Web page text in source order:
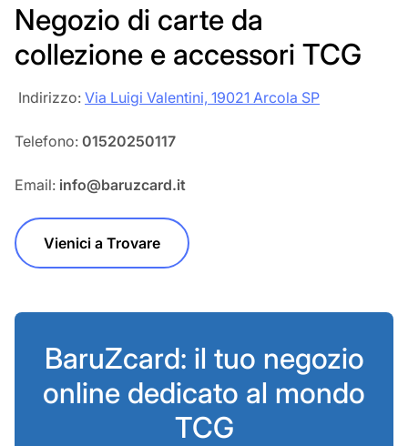
Negozio di carte da
collezione e accessori TCG
‎‎ Indirizzo: Via Luigi Valentini, 19021 Arcola SP
Telefono: 01520250117
Email: info@baruzcard.it
Vienici a Trovare
BaruZcard: il tuo negozio
online dedicato al mondo
TCG